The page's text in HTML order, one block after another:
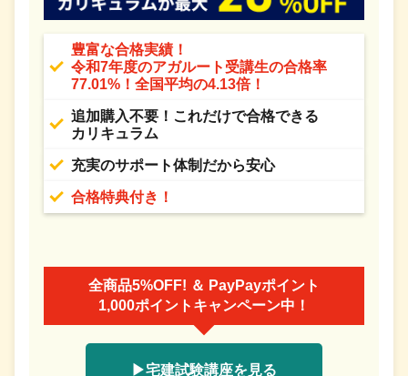
豊富な合格実績！
令和7年度のアガルート受講生の合格率
77.01%！全国平均の4.13倍！
追加購入不要！これだけで合格できる
カリキュラム
充実のサポート体制だから安心
合格特典付き！
全商品5%OFF! ＆ PayPayポイント
1,000ポイントキャンペーン中！
▶宅建試験講座を見る